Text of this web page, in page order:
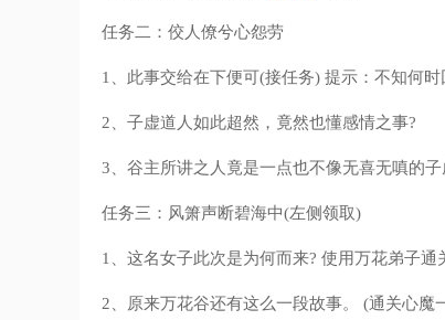
任务二：佼人僚兮心怨劳
1、此事交给在下便可(接任务) 提示：不知何
2、子虚道人如此超然，竟然也懂感情之事?
3、谷主所讲之人竟是一点也不像无喜无嗔的子
任务三：风箫声断碧海中(左侧领取)
1、这名女子此次是为何而来? 使用万花弟子
2、原来万花谷还有这么一段故事。 (通关心